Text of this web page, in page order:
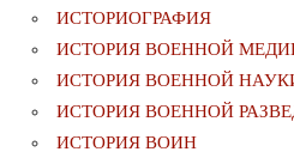
ИСТОРИОГРАФИЯ
ИСТОРИЯ ВОЕННОЙ
ИСТОРИЯ ВОЕННОЙ
ИСТОРИЯ ВОЕННОЙ
ИСТОРИЯ ВОИН